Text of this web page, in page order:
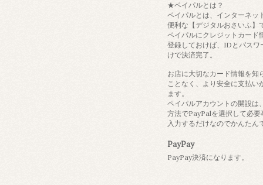
★ペイパルとは？
ペイパルとは、インターネッ
便利な【デジタルおさいふ】
ペイパルにクレジットカード
登録しておけば、IDとパスワ
けで決済完了。
お店に大切なカード情報を知
ことなく、より安全に支払い
ます。
ペイパルアカウントの開設は
方法でPayPalを選択して必要
入力するだけなのでかんたん
PayPay
PayPay決済になります。